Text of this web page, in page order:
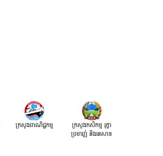
ក្រសួងពាណិជ្ជកម្ម
ក្រសួងកសិកម្ម រុក្ខា
ប្រមាញ់ និងនេសាទ